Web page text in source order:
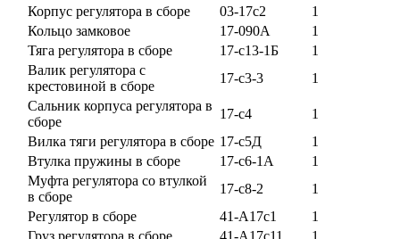
Корпус регулятора в сборе
03-17с2
1
Кольцо замковое
17-090А
1
Тяга регулятора в сборе
17-с13-1Б
1
Валик регулятора с
крестовиной в сборе
17-с3-3
1
Сальник корпуса регулятора в
сборе
17-с4
1
Вилка тяги регулятора в сборе 17-с5Д
1
Втулка пружины в сборе
17-с6-1А
1
Муфта регулятора со втулкой
в сборе
17-с8-2
1
Регулятор в сборе
41-А17с1
1
Груз регулятора в сборе
41-А17с11
1